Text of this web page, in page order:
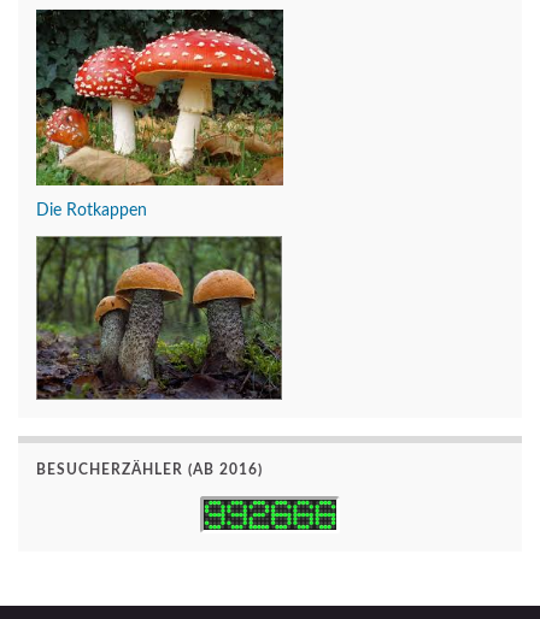
Die Rotkappen
BESUCHERZÄHLER (AB 2016)